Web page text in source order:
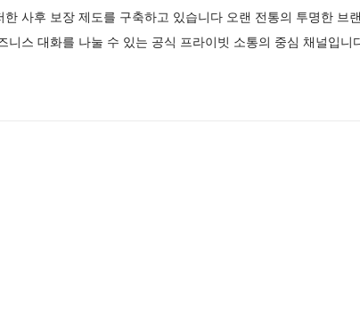
한 사후 보장 제도를 구축하고 있습니다 오랜 전통의 투명한
니스 대화를 나눌 수 있는 공식 프라이빗 소통의 중심 채널입니